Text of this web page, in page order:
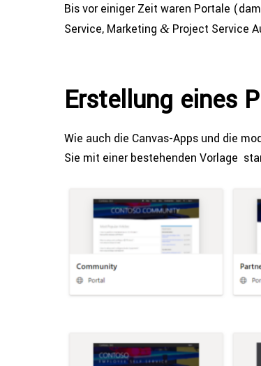
Bis vor einiger Zeit waren Portale
Service, Marketing & Project Service
Erstel­lung eines
Wie auch die Canvas-Apps und die
Sie mit einer bestehen­den Vorlage